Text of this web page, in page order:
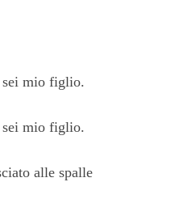
mio figlio.
mio figlio.
alle spalle